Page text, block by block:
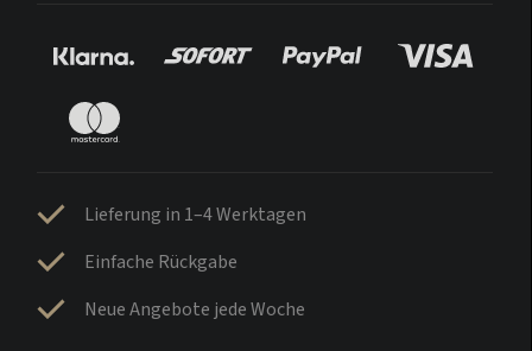
Lieferung in 1–4 Werktagen
Einfache Rückgabe
Neue Angebote jede Woche